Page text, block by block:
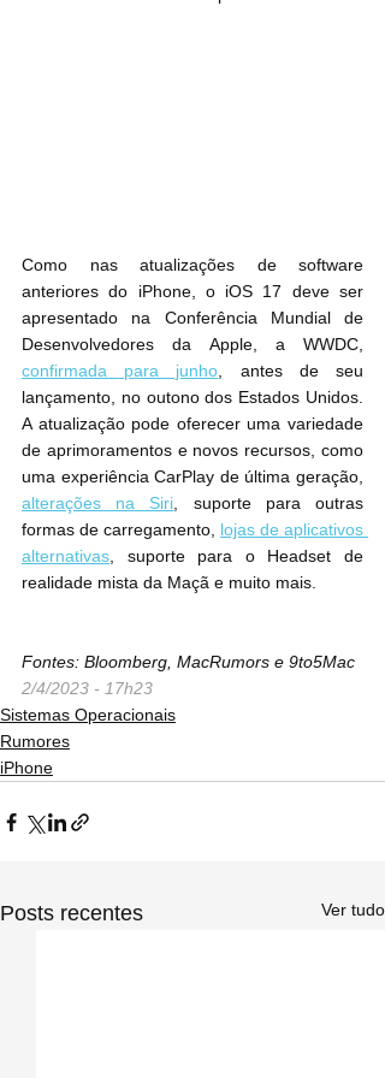
Como nas atualizações de software
anteriores do ‌iPhone‌, o ‌iOS 17‌ deve ser
apresentado na Conferência Mundial de
confirmada para junho, antes de seu
lançamento, no outono dos Estados Unidos.
A atualização pode oferecer uma variedade
de aprimoramentos e novos recursos, como
alterações na Siri, suporte para outras
formas de carregamento, lojas de aplicativos
alternativas, suporte para o Headset de
realidade mista da Maçã e muito mais.
Fontes: Bloomberg, MacRumors e 9to5Mac
2/4/2023 - 17h23
Sistemas Operacionais
Rumores
iPhone
Posts recentes Ver tudo